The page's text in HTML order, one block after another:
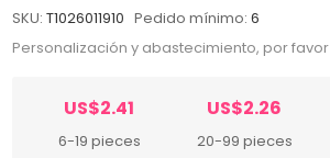
SKU: T1026011910 Pedido mínimo: 6
Personalización y abastecimiento, por favor
US$2.41
6-19 pieces
US$2.26
20-99 pieces